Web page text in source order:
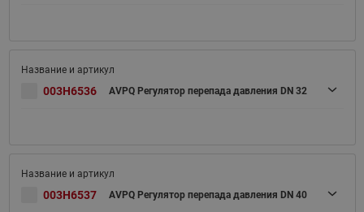
003H6536 AVPQ Регулятор перепада давления DN 32
003H6537 AVPQ Регулятор перепада давления DN 40